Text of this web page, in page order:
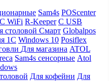
Sam4s POScenter
С WiFi R-Keeper С USB
столовой Смарт Globalpos
1С Windows 10 Posiflex
Для магазина ATOL
Sam4s сенсорные Atol
Для кофейни Для